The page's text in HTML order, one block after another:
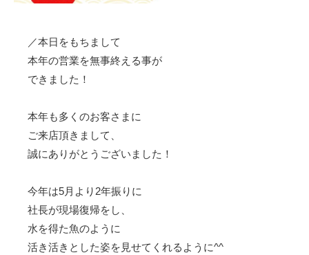
⁡／本日をもちまして
本年の営業を無事終える事が
できました！
本年も多くのお客さまに
ご来店頂きまして、
誠にありがとうございました！
今年は5月より2年振りに
社長が現場復帰をし、
水を得た魚のように
活き活きとした姿を見せてくれるように^^